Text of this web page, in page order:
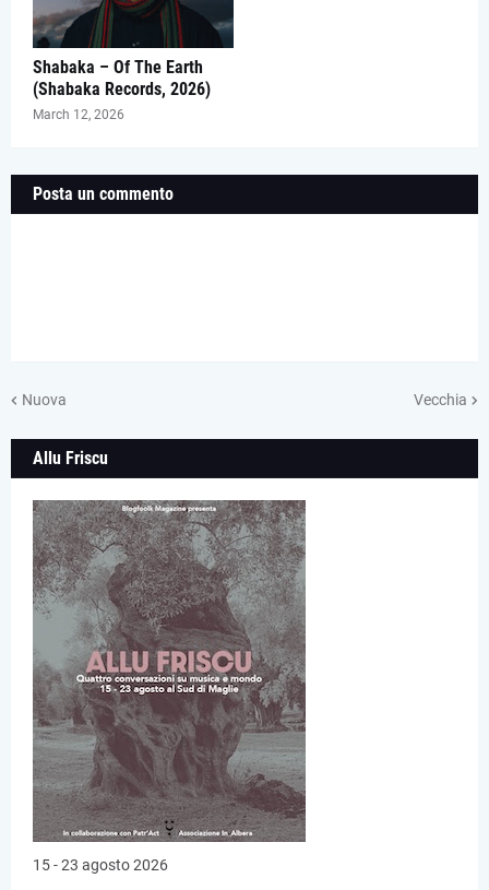
Shabaka – Of The Earth
(Shabaka Records, 2026)
March 12, 2026
Posta un commento
Nuova Vecchia
Allu Friscu
15 - 23 agosto 2026